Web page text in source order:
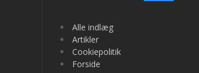
Alle indlæg
Artikler
Cookiepolitik
Forside